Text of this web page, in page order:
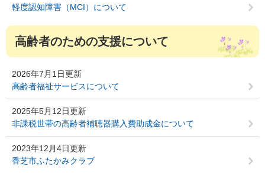
軽度認知障害（MCI）について
高齢者のための支援について
2026年7月1日更新
高齢者福祉サービスについて
2025年5月12日更新
非課税世帯の高齢者補聴器購入費助成金について
2023年12月4日更新
香芝市ふたかみクラブ